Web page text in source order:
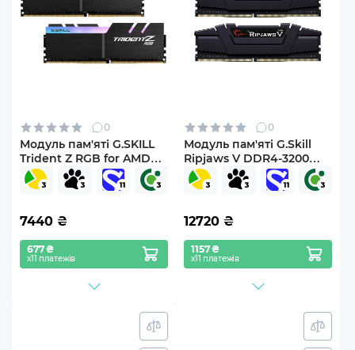
0
Модуль пам'яті G.SKILL
Trident Z RGB for AMD
DDR4 16 ГБ (2×8 ГБ) 3200
МГц CL16 (F4-3200C16D-
7440 ₴
677 ₴
х11 платежів
0
Модуль пам'яті G.Skill
Ripjaws V DDR4-3200
32GB (2x16GB) CL16-18-18-
38 1.35V
12720 ₴
1157 ₴
х11 платежів